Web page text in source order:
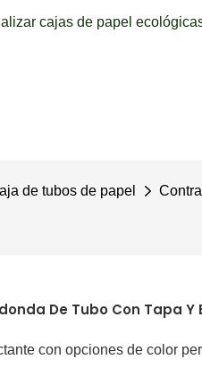
cajas de papel
de tubos de papel
De Tubo Con Tapa Y
con opciones de color